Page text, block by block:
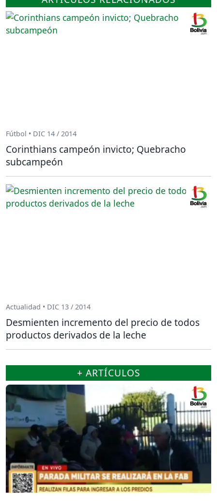
Fútbol • DIC 14 / 2014
Corinthians campeón invicto; Quebracho
subcampeón
Actualidad • DIC 13 / 2014
Desmienten incremento del precio de todos
productos derivados de la leche
+ ARTÍCULOS